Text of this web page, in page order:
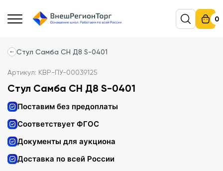
0
Стул Самба CH Д8 S-0401
Артикул: КВР-ПУ-00039125
Стул Самба CH Д8 S-0401
Поставим без предоплаты
Соответствует ФГОС
Документы для аукциона
Доставка по всей России